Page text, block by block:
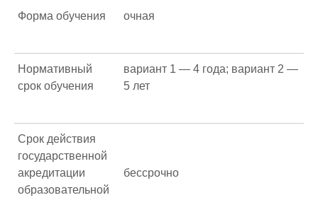
Форма обучения очная
Нормативный
срок обучения
вариант 1 — 4 года; вариант 2 —
5 лет
Срок действия
государственной
акредитации
образовательной
бессрочно